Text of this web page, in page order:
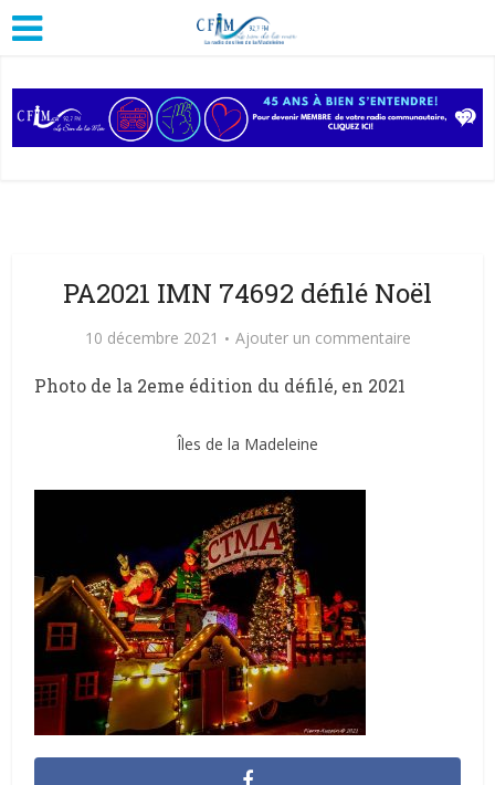
PA2021 IMN 74692 défilé Noël
10 décembre 2021 Ajouter un commentaire
Photo de la 2eme édition du défilé, en 2021
Îles de la Madeleine